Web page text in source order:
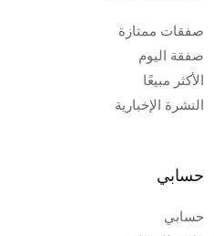
صفقات ممتازة
صفقة اليوم
الأكثر مبيعًا
النشرة الإخبارية
حسابي
حسابي